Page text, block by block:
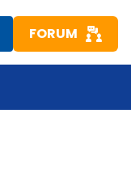
FORUM